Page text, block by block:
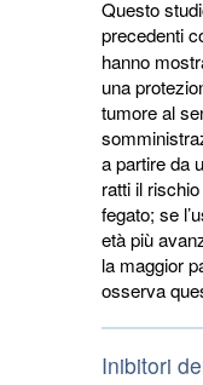
Questo
precedenti
hanno
una
tumore al
a partire da
ratti il
fegato; se
età più
la maggior
osserva
Inibitori